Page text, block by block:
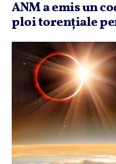
ANM a emis un
ploi torenţiale